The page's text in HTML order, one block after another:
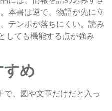
本書は逆で、物語が先に立
テンポが落ちにくい。読み
しても機能する点が強み
め
で、図や文章だけだと入っ